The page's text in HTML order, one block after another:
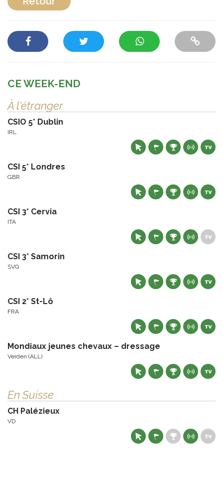
CE WEEK-END
À l'étranger
CSIO 5* Dublin
IRL
CSI 5* Londres
GBR
CSI 3* Cervia
ITA
CSI 3* Samorin
SVQ
CSI 2* St-Lô
FRA
Mondiaux jeunes chevaux – dressage
Verden (ALL)
En Suisse
CH Palézieux
VD